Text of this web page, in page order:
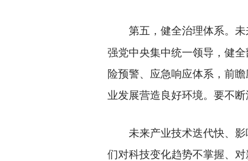
第五，健全治理体系。
强党中央集中统一领导，健
险预警、应急响应体系，前
业发展营造良好环境。要不
未来产业技术迭代快、影
们对科技变化趋势不掌握、